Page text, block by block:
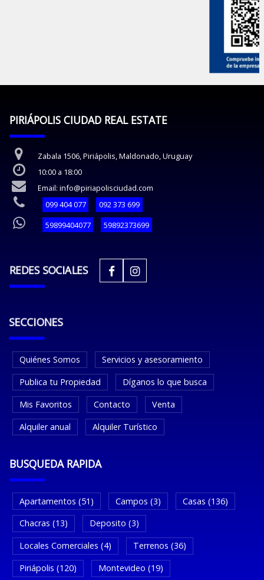
PIRIÁPOLIS CIUDAD REAL ESTATE
Zabala 1506, Piriápolis, Maldonado, Uruguay
10:00 a 18:00
Email: info@piriapolisciudad.com
099 404 077
092 373 699
59899404077
59892373699
REDES SOCIALES
SECCIONES
Quiénes Somos
Servicios y asesoramiento
Publica tu Propiedad
Díganos lo que busca
Mis Favoritos
Contacto
Venta
Alquiler anual
Alquiler Turístico
BUSQUEDA RAPIDA
Apartamentos (51) Campos (3)
Casas (136)
Chacras (13)
Deposito (3)
Locales Comerciales (4)
Terrenos (36)
Piriápolis (120)
Montevideo (19)